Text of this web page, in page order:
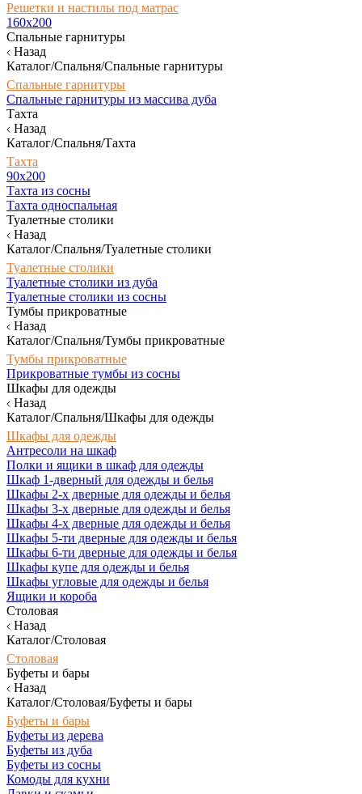
Решетки и настилы под матрас
160х200
Спальные гарнитуры
Назад
Каталог/Спальня/Спальные гарнитуры
Спальные гарнитуры
Спальные гарнитуры из массива дуба
Тахта
Назад
Каталог/Спальня/Тахта
Тахта
90х200
Тахта из сосны
Тахта односпальная
Туалетные столики
Назад
Каталог/Спальня/Туалетные столики
Туалетные столики
Туалетные столики из дуба
Туалетные столики из сосны
Тумбы прикроватные
Назад
Каталог/Спальня/Тумбы прикроватные
Тумбы прикроватные
Прикроватные тумбы из сосны
Шкафы для одежды
Назад
Каталог/Спальня/Шкафы для одежды
Шкафы для одежды
Антресоли на шкаф
Полки и ящики в шкаф для одежды
Шкаф 1-дверный для одежды и белья
Шкафы 2-х дверные для одежды и белья
Шкафы 3-х дверные для одежды и белья
Шкафы 4-х дверные для одежды и белья
Шкафы 5-ти дверные для одежды и белья
Шкафы 6-ти дверные для одежды и белья
Шкафы купе для одежды и белья
Шкафы угловые для одежды и белья
Ящики и короба
Столовая
Назад
Каталог/Столовая
Столовая
Буфеты и бары
Назад
Каталог/Столовая/Буфеты и бары
Буфеты и бары
Буфеты из дерева
Буфеты из дуба
Буфеты из сосны
Комоды для кухни